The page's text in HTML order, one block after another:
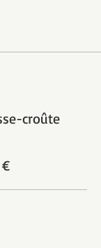
croûte